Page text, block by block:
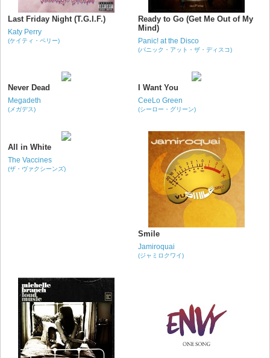
Last Friday Night (T.G.I.F.)
Katy Perry
(ケイティ・ペリー)
Ready to Go (Get Me Out of My
Mind)
Panic! at the Disco
(パニック・アット・ザ・ディスコ)
Never Dead
Megadeth
(メガデス)
I Want You
CeeLo Green
(シーロー・グリーン)
All in White
The Vaccines
(ザ・ヴァクシーンズ)
Smile
Jamiroquai
(ジャミロクワイ)